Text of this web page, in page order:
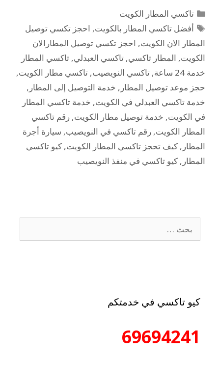
تاكسي المطار الكويت
أفضل تاكسي المطار بالكويت, احجز تكسي توصيل
المطار الان الكويت, احجز تكسي توصيل المطارالان
الكويت, المطار تاكسي, تاكسي العبدلي, تاكسي المطار
خدمة 24 ساعة
, تاكسي النويصيب, تاكسي مطار الكويت,
حجز موعد توصيل المطار , خدمة التوصيل إلى المطار ,
خدمة تاكسي العبدلي في الكويت, خدمة تاكسي المطار
في الكويت, خدمة توصيل مطار الكويت, رقم تاكسي
المطار الكويت, رقم تاكسي في النويصيب, سيارة أجرة
المطار , كيف تحجز تاكسي المطار الكويت, كيو تاكسي
المطار , كيو تاكسي في منفذ النويصيب
كيو تاكسي في خدمتكم
69694241